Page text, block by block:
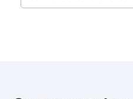
fiscal de l’entreprise. Le